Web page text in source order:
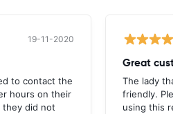
19-11-2020
to contact the
hours on their
they did not
Great
The lady
friendly.
using this